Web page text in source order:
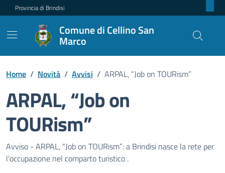
Provincia di Brindisi
Comune di Cellino San
Marco
Home / Novità / Avvisi / ARPAL, “Job on TOURism”
ARPAL, “Job on
TOURism”
Dettagli della notizia
Avviso - ARPAL, “Job on TOURism”: a Brindisi nasce la rete per
l’occupazione nel comparto turistico .